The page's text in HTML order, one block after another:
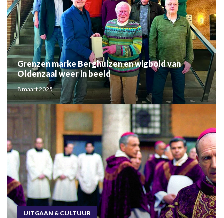
Grenzen marke Berghuizen en wigbold van
Oldenzaal weer in beeld
8 maart 2025
UITGAAN & CULTUUR